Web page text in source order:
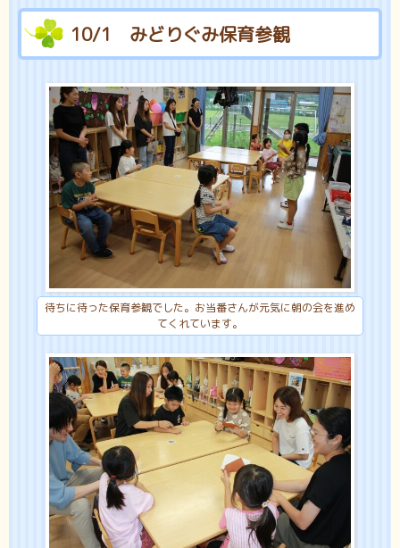
10/1 みどりぐみ保育参観
待ちに待った保育参観でした。お当番さんが元気に朝の会を進め
てくれています。